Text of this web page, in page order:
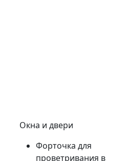
Окна и двери
Форточка для
проветривания в